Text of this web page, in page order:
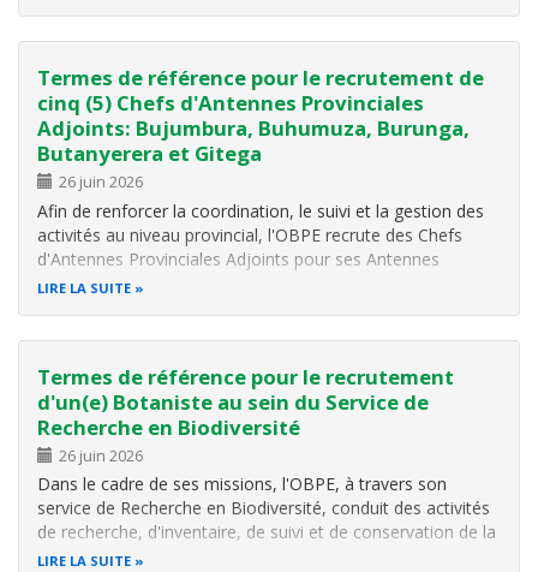
Termes de référence pour le recrutement de
cinq (5) Chefs d'Antennes Provinciales
Adjoints: Bujumbura, Buhumuza, Burunga,
Butanyerera et Gitega
26 juin 2026
Afin de renforcer la coordination, le suivi et la gestion des
activités au niveau provincial, l'OBPE recrute des Chefs
d'Antennes Provinciales Adjoints pour ses Antennes
Bujumbura, Buhumuza, Burunga, Butanyerera et Gitega,
LIRE LA SUITE
Termes de référence pour le recrutement
d'un(e) Botaniste au sein du Service de
Recherche en Biodiversité
26 juin 2026
Dans le cadre de ses missions, l'OBPE, à travers son
service de Recherche en Biodiversité, conduit des activités
de recherche, d'inventaire, de suivi et de conservation de la
Biodiversité (flore, faune, écosystèmes), en particulier au
LIRE LA SUITE